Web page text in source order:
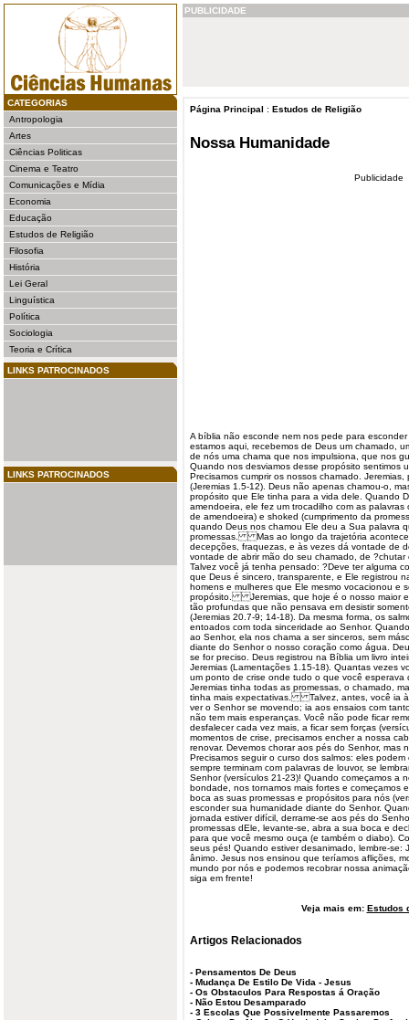
CATEGORIAS
Antropologia
Artes
Ciências Politicas
Cinema e Teatro
Comunicações e Mídia
Economia
Educação
Estudos de Religião
Filosofia
História
Lei Geral
Linguística
Política
Sociologia
Teoria e Crítica
LINKS PATROCINADOS
LINKS PATROCINADOS
PUBLICIDADE
Página Principal : Estudos de Religião
Nossa Humanidade
Publicidade
A bíblia não esconde nem nos pede para
estamos aqui, recebemos de Deus um chamado ,
de nós uma chama que nos impulsiona, que nos
Quando nos desviamos desse propósito
Precisamos cumprir os nossos chamado.
(Jeremias 1.5-12). Deus não apenas chamou-o,
propósito que Ele tinha para a vida dele. Quando
amendoeira, ele fez um trocadilho com as
de amendoeira) e shoked (cumprimento da
quando Deus nos chamou Ele deu a Sua palavra
promessas . Mas ao longo da trajetória
decepções, fraquezas, e às vezes dá vontade de
vontade de abrir mão do seu chamado, de
Talvez você já tenha pensado: ?Deve ter alguma
que Deus é sincero, transparente, e Ele registrou
homens e mulheres que Ele mesmo vocacionou e
propósito. Jeremias, que hoje é o nosso maior
tão profundas que não pensava em desistir
(Jeremias 20.7-9; 14-18). Da mesma forma, os
entoados com toda sinceridade ao Senhor.
ao Senhor, ela nos chama a ser sinceros, sem
diante do Senhor o nosso coração como água.
se for preciso. Deus registrou na Bíblia um livro
Jeremias (Lamentações 1.15-18). Quantas vezes
um ponto de crise onde tudo o que você esperava
Jeremias tinha todas as promessas, o chamado,
tinha mais expectativas. Talvez, antes, você ia à
ver o Senhor se movendo; ia aos ensaios com
não tem mais esperanças. Você não pode ficar
desfalecer cada vez mais, a ficar sem forças
momentos de crise, precisamos encher a nossa
renovar. Devemos chorar aos pés do Senhor, mas
Precisamos seguir o curso dos salmos: eles
sempre terminam com palavras de louvor, se
Senhor (versículos 21-23)! Quando começamos a
bondade, nos tornamos mais fortes e começamos
boca as suas promessas e propósitos para nós
esconder sua humanidade diante do Senhor.
jornada estiver difícil, derrame-se aos pés do
promessas dEle, levante-se, abra a sua boca e
para que você mesmo ouça (e também o diabo).
seus pés! Quando estiver desanimado, lembre-se:
ânimo. Jesus nos ensinou que teríamos aflições,
mundo por nós e podemos recobrar nossa
siga em frente!
Veja mais em: Estudos
Artigos Relacionados
- Pensamentos De Deus
- Mudança De Estilo De Vida - Jesus
- Os Obstaculos Para Respostas á Oração
- Não Estou Desamparado
- 3 Escolas Que Possivelmente Passaremos